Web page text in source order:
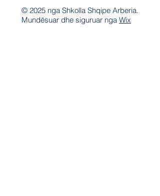
© 2025 nga Shkolla Shqipe Arberia.
Mundësuar dhe siguruar nga Wix